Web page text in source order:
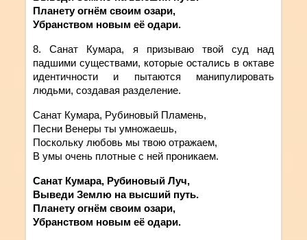
Планету огнём своим озари,
Убранством новым её одари.
8. Санат Кумара, я призываю
твой суд над
падшими существами, которые остались в октаве
идентичности и пытаются манипулировать
людьми, создавая разделение.
Санат Кумара, Рубиновый Пламень,
Песни Венеры ты умножаешь,
Поскольку любовь мы твою отражаем,
В умы очень плотные с ней проникаем.
Санат Кумара, Рубиновый Луч,
Выведи Землю на высший путь.
Планету огнём своим озари,
Убранством новым её одари.